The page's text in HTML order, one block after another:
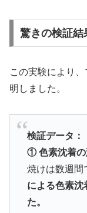
驚きの検証結
この実験により
明しました。
検証データ：
① 色素沈着の
焼けは数週間
による色素沈
た。